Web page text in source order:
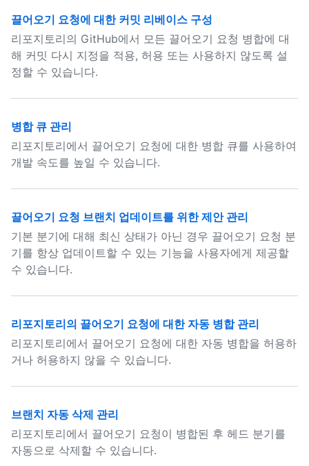
끌어오기 요청에 대한 커밋 리베이스 구성
리포지토리의 GitHub에서 모든 끌어오기 요청 병합에 대
해 커밋 다시 지정을 적용, 허용 또는 사용하지 않도록 설
정할 수 있습니다.
병합 큐 관리
리포지토리에서 끌어오기 요청에 대한 병합 큐를 사용하여
개발 속도를 높일 수 있습니다.
끌어오기 요청 브랜치 업데이트를 위한 제안 관리
기본 분기에 대해 최신 상태가 아닌 경우 끌어오기 요청 분
기를 항상 업데이트할 수 있는 기능을 사용자에게 제공할
수 있습니다.
리포지토리의 끌어오기 요청에 대한 자동 병합 관리
리포지토리에서 끌어오기 요청에 대한 자동 병합을 허용하
거나 허용하지 않을 수 있습니다.
브랜치 자동 삭제 관리
리포지토리에서 끌어오기 요청이 병합된 후 헤드 분기를
자동으로 삭제할 수 있습니다.